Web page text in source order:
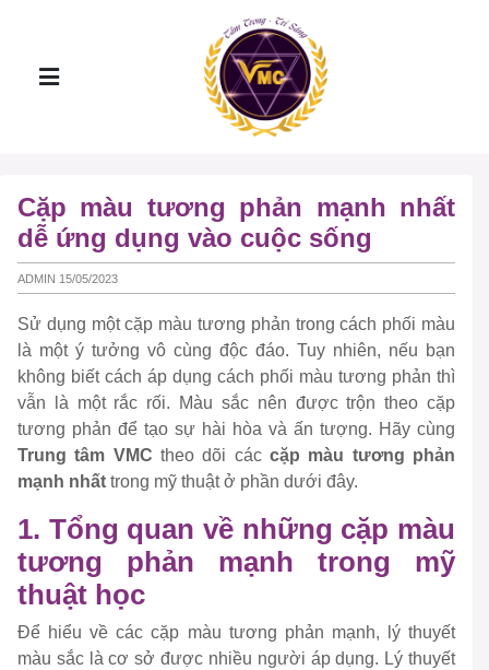
Cặp màu tương phản mạnh nhất
dễ ứng dụng vào cuộc sống
ADMIN 15/05/2023
Sử dụng một cặp màu tương phản trong cách phối màu
là một ý tưởng vô cùng độc đáo. Tuy nhiên, nếu bạn
không biết cách áp dụng cách phối màu tương phản thì
vẫn là một rắc rối. Màu sắc nên được trộn theo cặp
tương phản để tạo sự hài hòa và ấn tượng. Hãy cùng
Trung tâm VMC theo dõi cáccặp màu tương phản
mạnh nhất trong mỹ thuật ở phần dưới đây.
1. Tổng quan về những cặp màu
tương phản mạnh trong mỹ
thuật học
Để hiểu về các cặp màu tương phản mạnh, lý thuyết
màu sắc là cơ sở được nhiều người áp dụng. Lý thuyết